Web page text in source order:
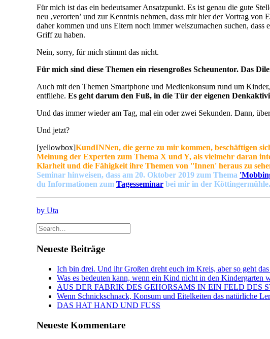
Für mich ist das ein bedeutsamer Ansatzpunkt. Es ist genau die gute
neu ‚verorten’ und zur Kenntnis nehmen, dass mir hier der Vortrag
daher kommen und uns Eltern noch immer weiszumachen suchen,
Griff zu haben.
Nein, sorry, für mich stimmt das nicht.
Für mich sind diese Themen ein riesengroßes Scheunentor. Das
Auch mit den Themen Smartphone und Medienkonsum rund um
entfliehe. Es geht darum den Fuß, in die Tür der eigenen
Und das immer wieder am Tag, mal ein oder zwei Sekunden. Dann,
Und jetzt?
[yellowbox]KundINNen, die gerne zu mir kommen, beschäftigen
Meinung der Experten zum Thema X und Y, als vielmehr daran
Klarheit und die Fähigkeit ihre Themen von ''Innen' heraus zu
Seminar hinweisen, dass am 20. Oktober 2019 zum Thema
du Informationen zum Tagesseminar bei mir in der Köttingermühle.
by Uta
Neueste Beiträge
Ich bin drei. Und ihr Großen dreht euch im Kreis, aber so geht
Was es bedeuten kann, wenn ein Kind nicht in den
AUS DER FABRIK DES GEHORSAMS IN EIN FELD DES
Wenn Schnickschnack, Konsum und Eitelkeiten das natürliche
DAS HAT HAND UND FUSS
Neueste Kommentare